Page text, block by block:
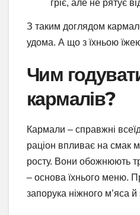
гріє, але не рятує
З таким доглядом
удома. А що з їхньою
Чим
кармалів?
Кармали – справжні
раціон впливає на смак
росту. Вони обожнюють
– основа їхнього меню.
запорука ніжного м’яса й